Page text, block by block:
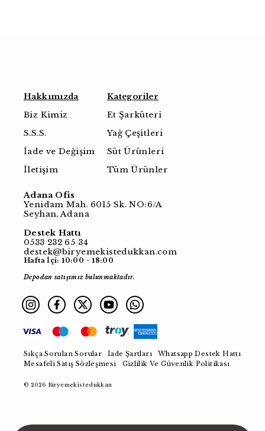
Hakkımızda
Biz Kimiz
S.S.S.
İade ve Değişim
İletişim
Kategoriler
Et Şarküteri
Yağ Çeşitleri
Süt Ürünleri
Tüm Ürünler
Adana Ofis
Yenidam Mah. 6015 Sk. NO:6/A
Seyhan, Adana
Destek Hattı
0533 232 65 34
destek@biryemekistedukkan.com
Hafta İçi: 10:00 - 18:00
Depodan satışımız bulunmaktadır.
© 2026 Biryemekistedukkan
Sıkça Sorulan Sorular İade Şartları
Whatsapp Destek Hattı
Mesafeli Satış Sözleşmesi
Gizlilik Ve Güvenlik Politikası